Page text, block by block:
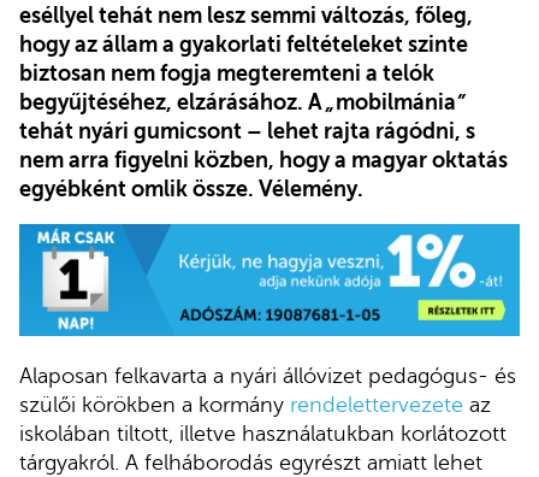
eséllyel tehát nem lesz semmi változás, főleg,
hogy az állam a gyakorlati feltételeket szinte
biztosan nem fogja megteremteni a telók
begyűjtéséhez, elzárásához. A „mobilmánia”
tehát nyári gumicsont – lehet rajta rágódni, s
nem arra figyelni közben, hogy a magyar oktatás
egyébként omlik össze. Vélemény.
Alaposan felkavarta a nyári állóvizet pedagógus- és
szülői körökben a kormány rendelettervezete az
iskolában tiltott, illetve használatukban korlátozott
tárgyakról. A felháborodás egyrészt amiatt lehet